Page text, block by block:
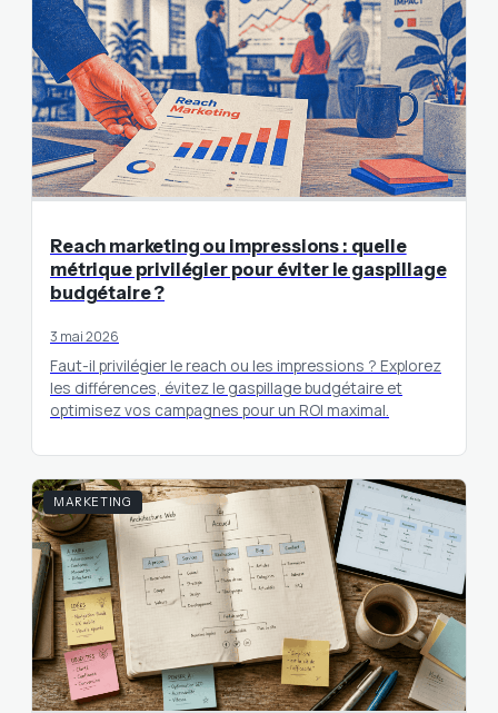
Reach marketing ou impressions : quelle
métrique privilégier pour éviter le gaspillage
budgétaire ?
3 mai 2026
Faut-il privilégier le reach ou les impressions ? Explorez
les différences, évitez le gaspillage budgétaire et
optimisez vos campagnes pour un ROI maximal.
MARKETING